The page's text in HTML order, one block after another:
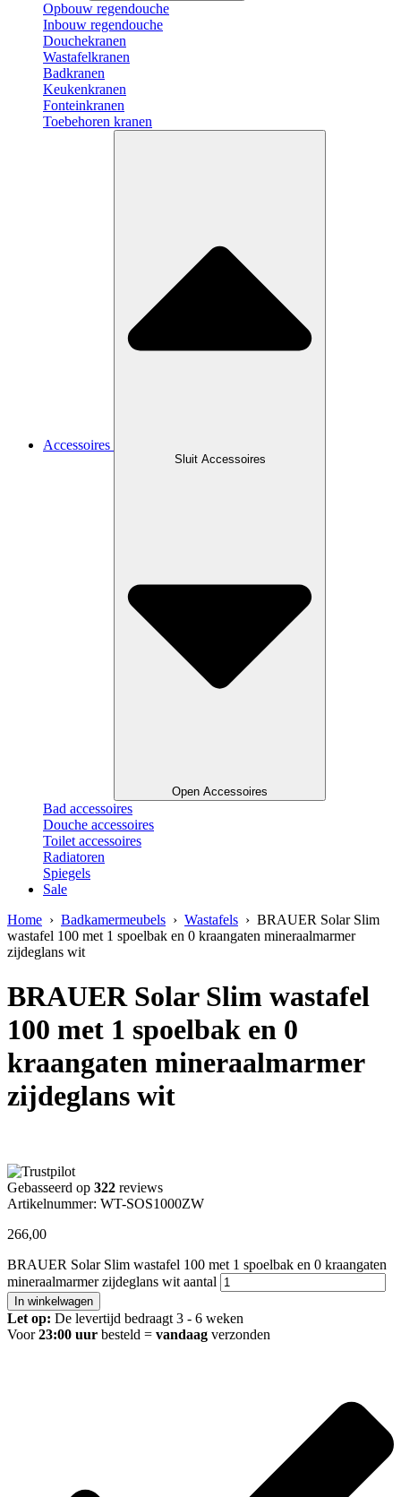
Opbouw regendouche
Inbouw regendouche
Douchekranen
Wastafelkranen
Badkranen
Keukenkranen
Fonteinkranen
Toebehoren kranen
Accessoires
Sluit Accessoires
Open Accessoires
Bad accessoires
Douche accessoires
Toilet accessoires
Radiatoren
Spiegels
Sale
Home › Badkamermeubels › Wastafels › BRAUER Solar Slim
wastafel 100 met 1 spoelbak en 0 kraangaten mineraalmarmer
zijdeglans wit
BRAUER Solar Slim wastafel
100 met 1 spoelbak en 0
kraangaten mineraalmarmer
zijdeglans wit
Gebasseerd op 322 reviews
Artikelnummer: WT-SOS1000ZW
266,00
BRAUER Solar Slim wastafel 100 met 1 spoelbak en 0 kraangaten
mineraalmarmer zijdeglans wit aantal
In winkelwagen
Let op: De levertijd bedraagt 3 - 6 weken
Voor23:00 uur besteld = vandaag verzonden